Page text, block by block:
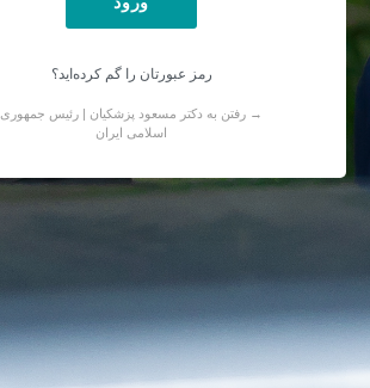
رمز عبورتان را گم کرده‌اید؟
→ رفتن به دکتر مسعود پزشکیان | رئیس جمهوری
اسلامی ایران